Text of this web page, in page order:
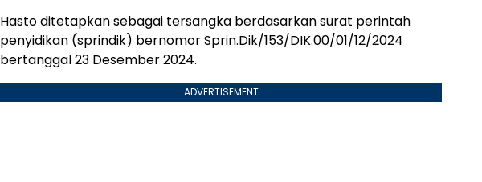
Hasto ditetapkan sebagai tersangka berdasarkan surat perintah
penyidikan (sprindik) bernomor Sprin.Dik/153/DIK.00/01/12/2024
bertanggal 23 Desember 2024.
ADVERTISEMENT